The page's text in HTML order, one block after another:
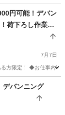
円可能！デバン
荷下ろし作業な
7月7日
方限定！ ◆お仕事内容
デバンニング